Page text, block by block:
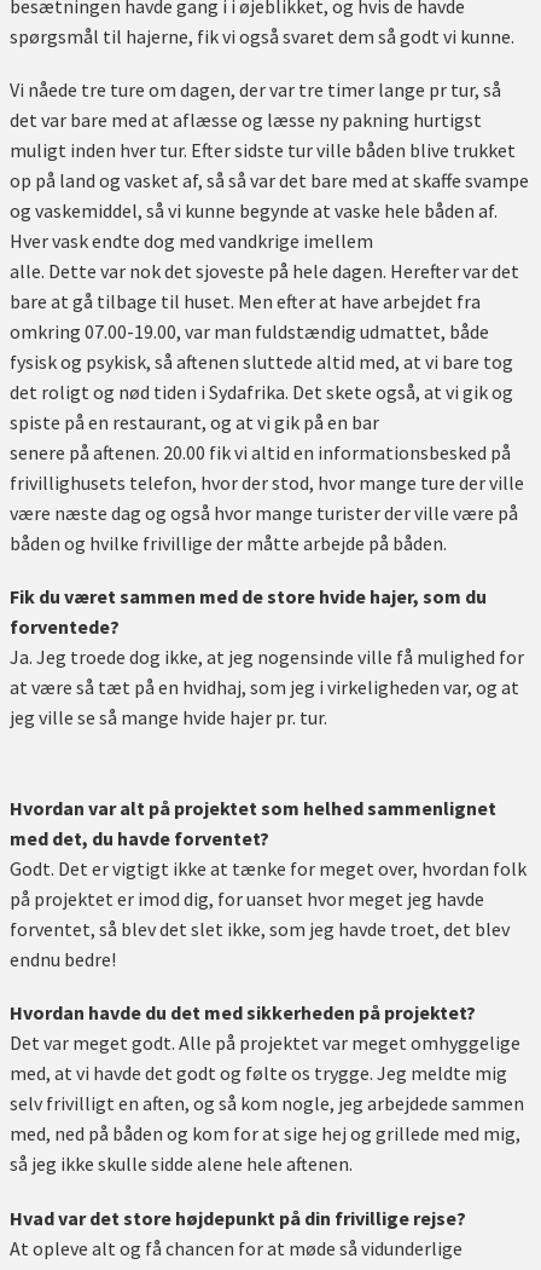
besætningen havde gang i i øjeblikket, og hvis de havde
spørgsmål til hajerne, fik vi også svaret dem så godt vi kunne.
Vi nåede tre ture om dagen, der var tre timer lange pr tur, så
det var bare med at aflæsse og læsse ny pakning hurtigst
muligt inden hver tur. Efter sidste tur ville båden blive trukket
op på land og vasket af, så så var det bare med at skaffe svampe
og vaskemiddel, så vi kunne begynde at vaske hele båden af.
Hver vask endte dog med vandkrige imellem
alle. Dette var nok det sjoveste på hele dagen. Herefter var det
bare at gå tilbage til huset. Men efter at have arbejdet fra
omkring 07.00-19.00, var man fuldstændig udmattet, både
fysisk og psykisk, så aftenen sluttede altid med, at vi bare tog
det roligt og nød tiden i Sydafrika. Det skete også, at vi gik og
spiste på en restaurant, og at vi gik på en bar
senere på aftenen. 20.00 fik vi altid en informationsbesked på
frivillighusets telefon, hvor der stod, hvor mange ture der ville
være næste dag og også hvor mange turister der ville være på
båden og hvilke frivillige der måtte arbejde på båden.
Fik du været sammen med de store hvide hajer, som du
forventede?
Ja. Jeg troede dog ikke, at jeg nogensinde ville få mulighed for
at være så tæt på en hvidhaj, som jeg i virkeligheden var, og at
jeg ville se så mange hvide hajer pr. tur.
Hvordan var alt på projektet som helhed sammenlignet
med det, du havde forventet?
Godt. Det er vigtigt ikke at tænke for meget over, hvordan folk
på projektet er imod dig, for uanset hvor meget jeg havde
forventet, så blev det slet ikke, som jeg havde troet, det blev
endnu bedre!
Hvordan havde du det med sikkerheden på projektet?
Det var meget godt. Alle på projektet var meget omhyggelige
med, at vi havde det godt og følte os trygge. Jeg meldte mig
selv frivilligt en aften, og så kom nogle, jeg arbejdede sammen
med, ned på båden og kom for at sige hej og grillede med mig,
så jeg ikke skulle sidde alene hele aftenen.
Hvad var det store højdepunkt på din frivillige rejse?
At opleve alt og få chancen for at møde så vidunderlige